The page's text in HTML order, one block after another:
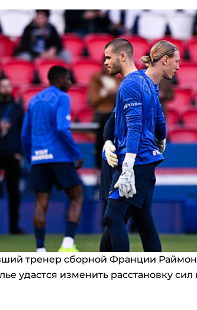
тренер сборной Франции
удастся изменить расстановку